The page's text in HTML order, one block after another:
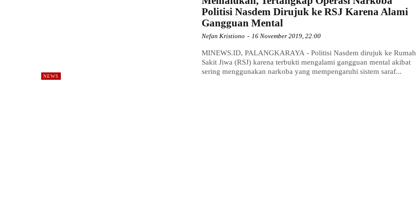
NEWS
Politisi Nasdem Dirujuk ke RSJ Karena Alami
Gangguan Mental
Nefan Kristiono - 16 November 2019, 22:00
MINEWS.ID, PALANGKARAYA - Politisi Nasdem dirujuk ke Rumah
Sakit Jiwa (RSJ) karena terbukti mengalami gangguan mental akibat
sering menggunakan narkoba yang mempengaruhi sistem saraf...